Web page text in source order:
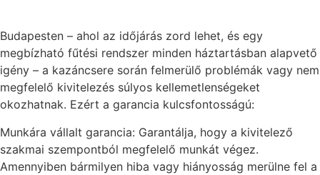
Budapesten – ahol az időjárás zord lehet, és egy
megbízható fűtési rendszer minden háztartásban alapvető
igény – a kazáncsere során felmerülő problémák vagy nem
megfelelő kivitelezés súlyos kellemetlenségeket
okozhatnak. Ezért a garancia kulcsfontosságú:
Munkára vállalt garancia: Garantálja, hogy a kivitelező
szakmai szempontból megfelelő munkát végez.
Amennyiben bármilyen hiba vagy hiányosság merülne fel a